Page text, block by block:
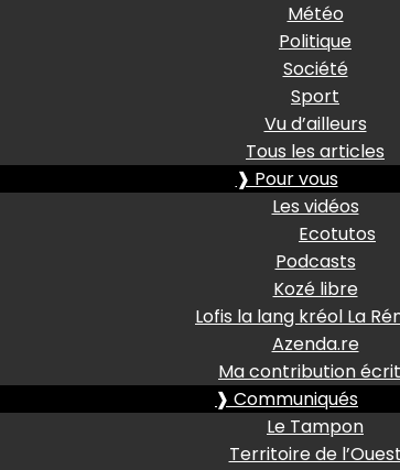
Météo
Politique
Société
Sport
Vu d’ailleurs
Tous les articles
❱ Pour vous
Les vidéos
Ecotutos
Podcasts
Kozé libre
Lofis la lang kréol La
Azenda.re
Ma contribution
❱ Communiqués
Le Tampon
Territoire de l’Ouest